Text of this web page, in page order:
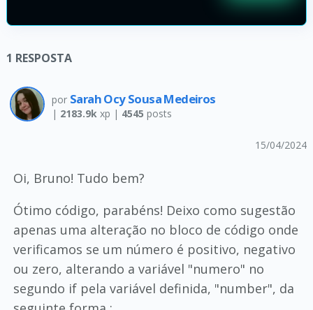
1 RESPOSTA
por Sarah Ocy Sousa Medeiros
| 2183.9kxp | 4545 posts
15/04/2024
Oi, Bruno! Tudo bem?
Ótimo código, parabéns! Deixo como sugestão
apenas uma alteração no bloco de código onde
verificamos se um número é positivo, negativo
ou zero, alterando a variável "numero" no
segundo if pela variável definida, "number", da